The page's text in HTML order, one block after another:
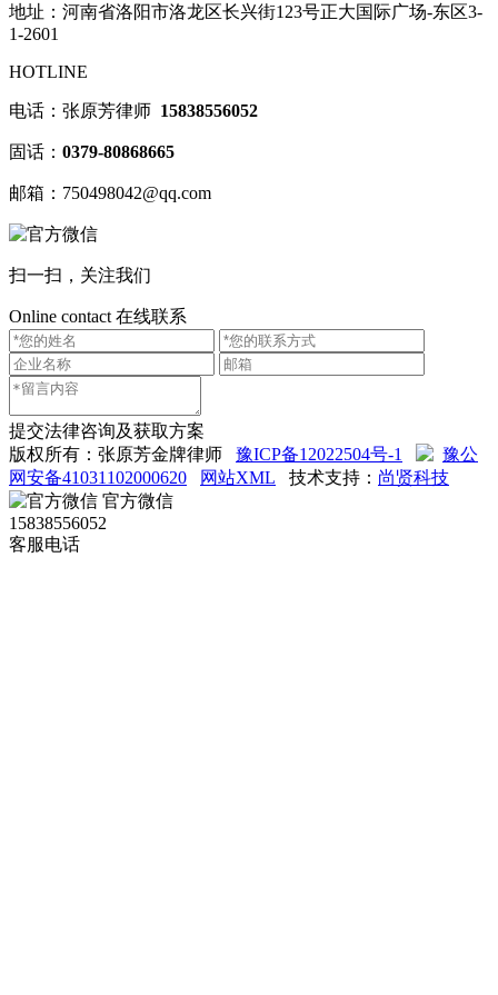
地址：河南省洛阳市洛龙区长兴街123号正大国际广场-东区3-
1-2601
HOTLINE
电话：张原芳律师 15838556052
固话： 0379-80868665
邮箱：750498042@qq.com
扫一扫，关注我们
Online contact 在线联系
提交法律咨询及获取方案
版权所有：张原芳金牌律师 豫ICP备12022504号-1
豫公
网安备41031102000620
网站XML 技术支持： 尚贤科技
官方微信
15838556052
客服电话